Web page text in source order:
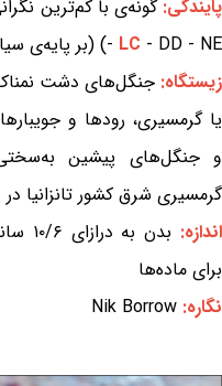
پایندگی:
- LC - DD - NE) (بر پایه‌ی سیاهه‌ی سرخ IUCN)
زیستگاه:جنگل‌های دشت
یا گرمسیری، رودها و
و جنگل‌های پیشین
گرمسیری شرق کشور تانزانیا
اندازه:
برای ماده‌ها
نگاره: Nik Borrow